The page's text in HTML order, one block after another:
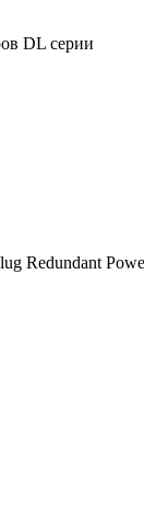
DL серии
Redundant